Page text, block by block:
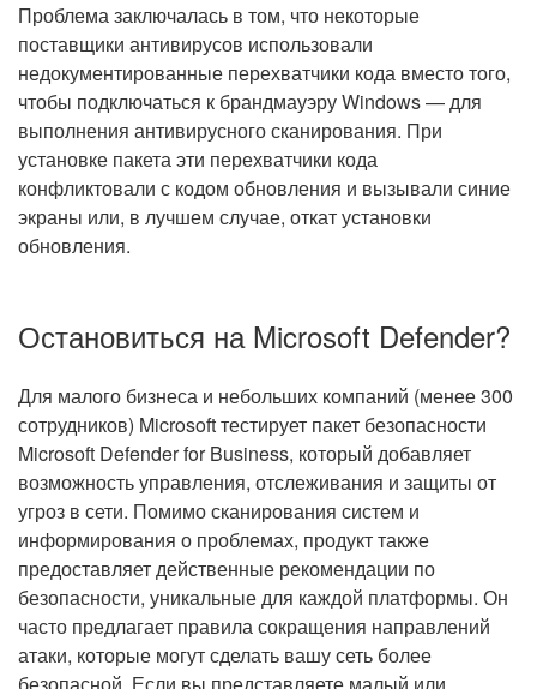
Проблема заключалась в том, что некоторые
поставщики антивирусов использовали
недокументированные перехватчики кода вместо того,
чтобы подключаться к брандмауэру Windows — для
выполнения антивирусного сканирования. При
установке пакета эти перехватчики кода
конфликтовали с кодом обновления и вызывали синие
экраны или, в лучшем случае, откат установки
обновления.
Остановиться на Microsoft Defender?
Для малого бизнеса и небольших компаний (менее 300
сотрудников) Microsoft тестирует пакет безопасности
Microsoft Defender for Business, который добавляет
возможность управления, отслеживания и защиты от
угроз в сети. Помимо сканирования систем и
информирования о проблемах, продукт также
предоставляет действенные рекомендации по
безопасности, уникальные для каждой платформы. Он
часто предлагает правила сокращения направлений
атаки, которые могут сделать вашу сеть более